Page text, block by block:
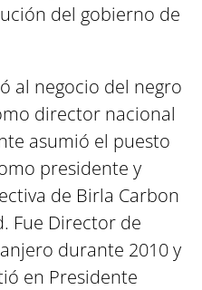
del gobierno de
al negocio del negro
director nacional
asumió el puesto
presidente y
de Birla Carbon
Fue Director de
durante 2010 y
en Presidente